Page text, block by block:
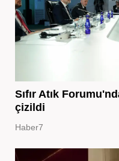
Sıfır Atık
çizildi
Haber7